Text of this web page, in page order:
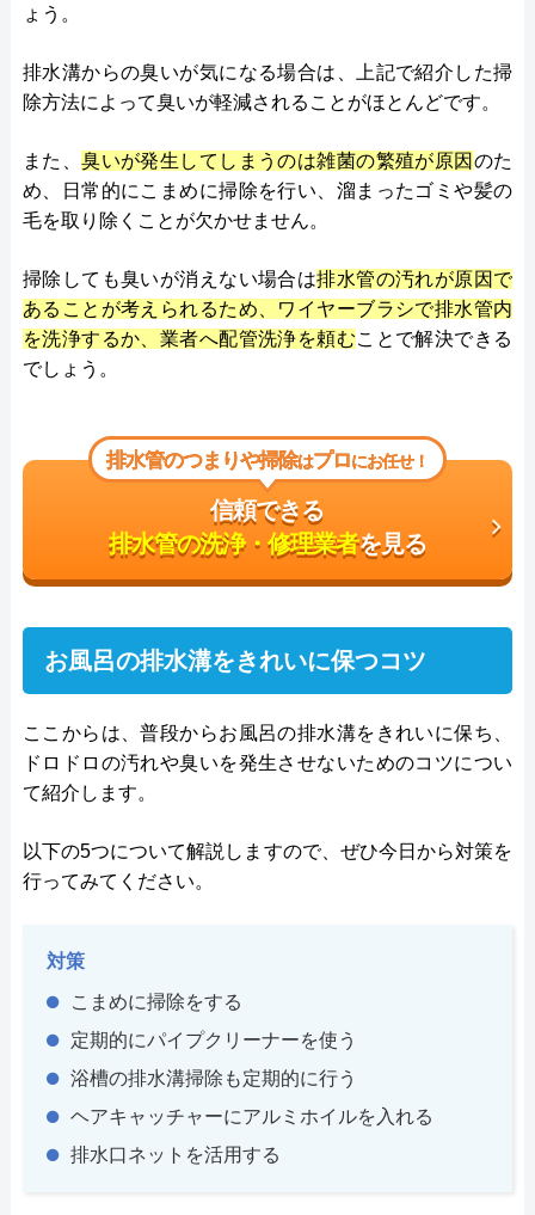
ょう。
排水溝からの臭いが気になる場合は、上記で紹介した掃
除方法によって臭いが軽減されることがほとんどです。
また、臭いが発生してしまうのは雑菌の繁殖が原因 のた
め、日常的にこまめに掃除を行い、溜まったゴミや髪の
毛を取り除くことが欠かせません。
掃除しても臭いが消えない場合は排水管の汚れが原因で
あることが考えられるため、ワイヤーブラシで排水管内
を洗浄するか、業者へ配管洗浄を頼むことで解決できる
でしょう。
排水管のつまりや掃除はプロにお任せ！
信頼できる
排水管の洗浄・修理業者を見る
お風呂の排水溝をきれいに保つコツ
ここからは、普段からお風呂の排水溝をきれいに保ち、
ドロドロの汚れや臭いを発生させないためのコツについ
て紹介します。
以下の5つについて解説しますので、ぜひ今日から対策を
行ってみてください。
対策
こまめに掃除をする
定期的にパイプクリーナーを使う
浴槽の排水溝掃除も定期的に行う
ヘアキャッチャーにアルミホイルを入れる
排水口ネットを活用する